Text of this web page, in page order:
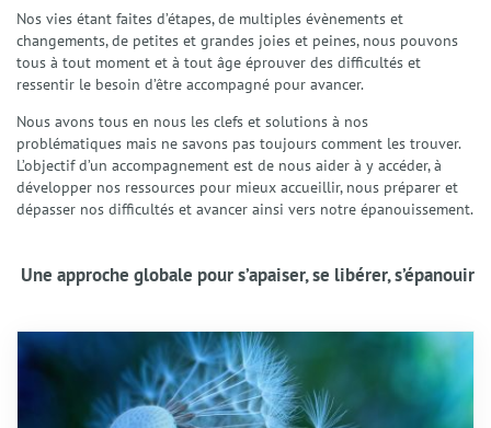
Nos vies étant faites d’étapes, de multiples évènements et
changements, de petites et grandes joies et peines, nous pouvons
tous à tout moment et à tout âge éprouver des difficultés et
ressentir le besoin d’être accompagné pour avancer.
Nous avons tous en nous les clefs et solutions à nos
problématiques mais ne savons pas toujours comment les trouver.
L’objectif d’un accompagnement est de nous aider à y accéder, à
développer nos ressources pour mieux accueillir, nous préparer et
dépasser nos difficultés et avancer ainsi vers notre épanouissement.
Une approche globale pour s’apaiser, se libérer, s’épanouir